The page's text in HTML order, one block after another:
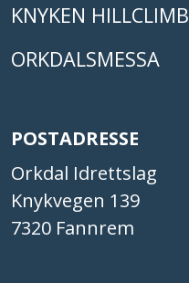
KNYKEN HILLCLIMB
ORKDALSMESSA
POSTADRESSE
Orkdal Idrettslag
Knykvegen 139
7320 Fannrem